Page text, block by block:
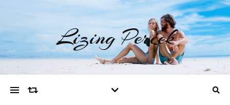
Lizing Percek